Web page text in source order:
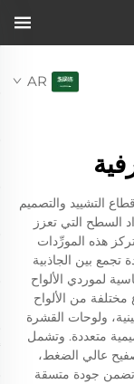
AR
التشييد والتصميم
السطح التي تعزز
هذه المورِّدات
تجمع بين الجاذبية
لموردي الألواح
مختلفة من الألواح
ولوحات القشرة
متعددة. وتشمل
عالي الضغط،
تضمن جودة متسقة